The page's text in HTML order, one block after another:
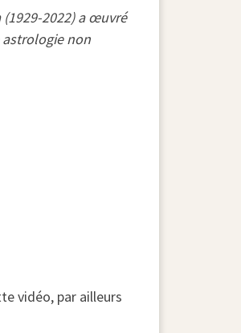
2022) a œuvré
non
vidéo, par ailleurs